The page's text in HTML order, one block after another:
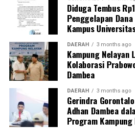
masyarakat sadar sehat,” jelas Dr.
Masyarakat Desa Luwoo
terpadu ini. Ratusan warga
pemeriksaan kesehatan gratis
mengenai pola hidup bersih dan
pencegahan tuberkulosis.
Diduga Tembus
Penggelapan
Kampus
DAERAH 3 months ago
Kampung Nelayan
Kolaborasi
Dambea
DAERAH 3 months ago
Gerindra
Adhan Dambea
Program